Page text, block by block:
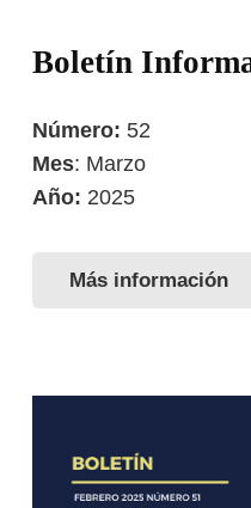
Boletín
Número: 52
Mes: Marzo
Año: 2025
Más información